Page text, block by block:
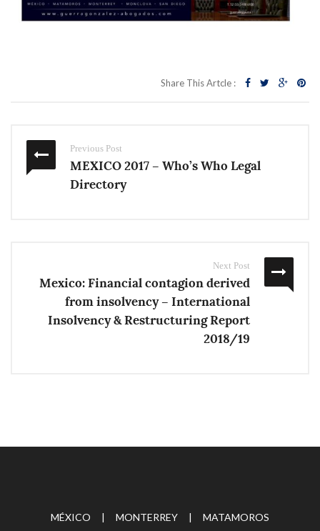
Share This Artcle :
Previous Post
MEXICO 2017 – Who’s Who Legal
Directory
Next Post
Mexico: Financial contagion derived
from insolvency – International
Insolvency & Restructuring Report
2018/19
MÉXICO | MONTERREY | MATAMOROS